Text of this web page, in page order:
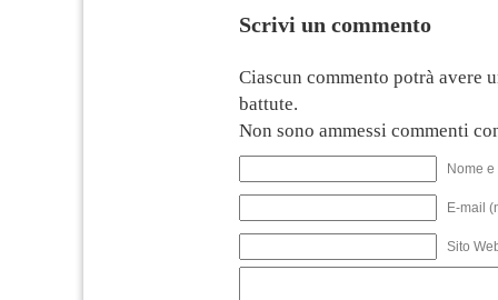
Scrivi un commento
Ciascun commento potrà avere
battute.
Non sono ammessi commenti
Nome
E-mail
Sito